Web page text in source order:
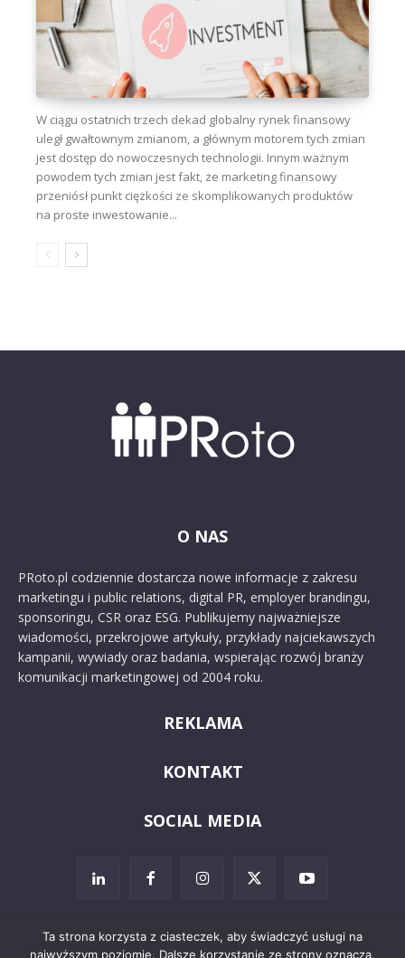
W ciągu ostatnich trzech dekad globalny rynek finansowy
uległ gwałtownym zmianom, a głównym motorem tych zmian
jest dostęp do nowoczesnych technologii. Innym ważnym
powodem tych zmian jest fakt, że marketing finansowy
przeniósł punkt ciężkości ze skomplikowanych produktów
na proste inwestowanie...
O NAS
PRoto.pl codziennie dostarcza nowe informacje z zakresu
marketingu i public relations, digital PR, employer brandingu,
sponsoringu, CSR oraz ESG. Publikujemy najważniejsze
wiadomości, przekrojowe artykuły, przykłady najciekawszych
kampanii, wywiady oraz badania, wspierając rozwój branży
komunikacji marketingowej od 2004 roku.
REKLAMA
KONTAKT
SOCIAL MEDIA
Ta strona korzysta z ciasteczek, aby świadczyć usługi na
najwyższym poziomie. Dalsze korzystanie ze strony oznacza,